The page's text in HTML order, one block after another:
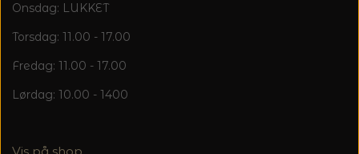
Onsdag: LUKKET
Torsdag: 11.00 - 17.00
Fredag: 11.00 - 17.00
Lørdag: 10.00 - 1400